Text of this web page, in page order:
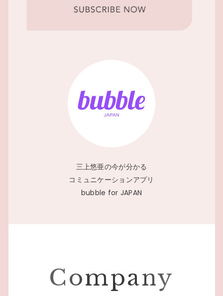
三上悠亜の今が分かる
コミュニケーションアプリ
bubble for JAPAN
Company